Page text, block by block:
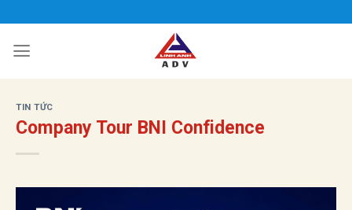
qua
nội
TIN TỨC
Company Tour BNI Confidence